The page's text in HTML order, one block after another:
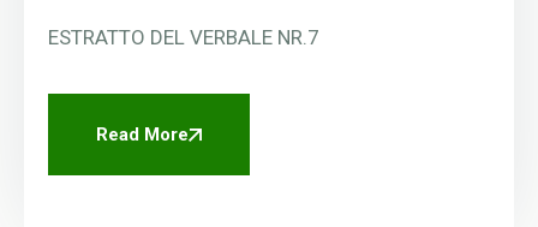
ESTRATTO DEL VERBALE NR.7
Read More